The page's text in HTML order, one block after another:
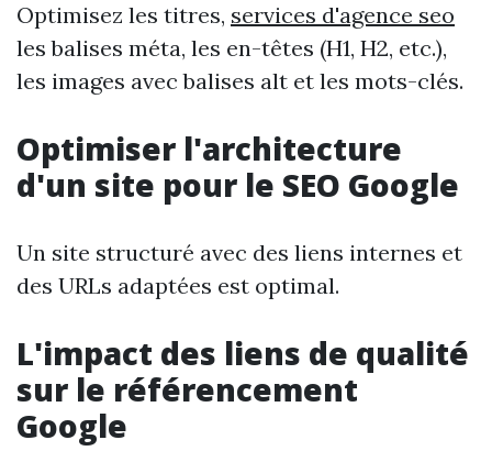
Optimisez les titres, services d'agence seo
les balises méta, les en-têtes (H1, H2, etc.),
les images avec balises alt et les mots-clés.
Optimiser l'architecture
d'un site pour le SEO Google
Un site structuré avec des liens internes et
des URLs adaptées est optimal.
L'impact des liens de qualité
sur le référencement
Google